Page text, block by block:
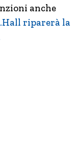
anche
riparerà la